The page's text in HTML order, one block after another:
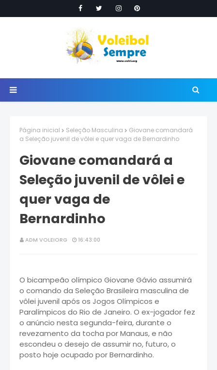
Página inicial Seleção Masculina
Giovane comandará
a Seleção juvenil de vôlei e quer vaga de Bernardinho
Giovane comandará a
Seleção juvenil de vôlei e
quer vaga de
Bernardinho
ADM VOLEIORG 16:43:00
O bicampeão olímpico Giovane Gávio assumirá
o comando da Seleção Brasileira masculina de
vôlei juvenil após os Jogos Olímpicos e
Paralímpicos do Rio de Janeiro. O ex-jogador fez
o anúncio nesta segunda-feira, durante o
revezamento da tocha por Manaus, e não
escondeu o desejo de assumir no, futuro, o
posto hoje ocupado por Bernardinho.